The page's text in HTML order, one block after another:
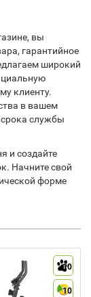
вы
гарантийное
широкий
клиенту.
в вашем
срока службы
и создайте
Начните свой
форме
10
10